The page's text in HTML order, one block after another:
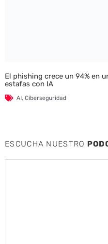
El phishing crece un 94% en
estafas con IA
AI, Ciberseguridad
ESCUCHA NUESTRO